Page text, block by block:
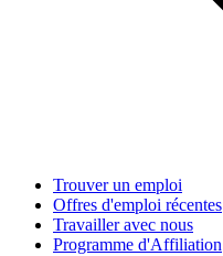
Trouver un emploi
Offres d'emploi récentes
Travailler avec nous
Programme d'Affiliation